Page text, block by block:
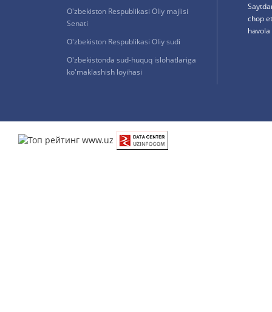
O'zbekiston Respublikasi Oliy majlisi
Senati
O'zbekiston Respublikasi Oliy sudi
O'zbekistonda sud-huquq islohatlariga
ko'maklashish loyihasi
chop